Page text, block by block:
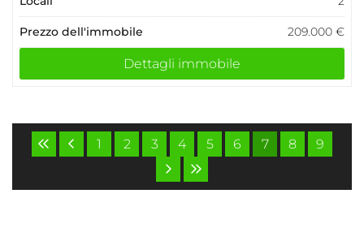
Prezzo dell'immobile 209.000 €
Dettagli immobile
1 2 3 4 5 6 7 8 9